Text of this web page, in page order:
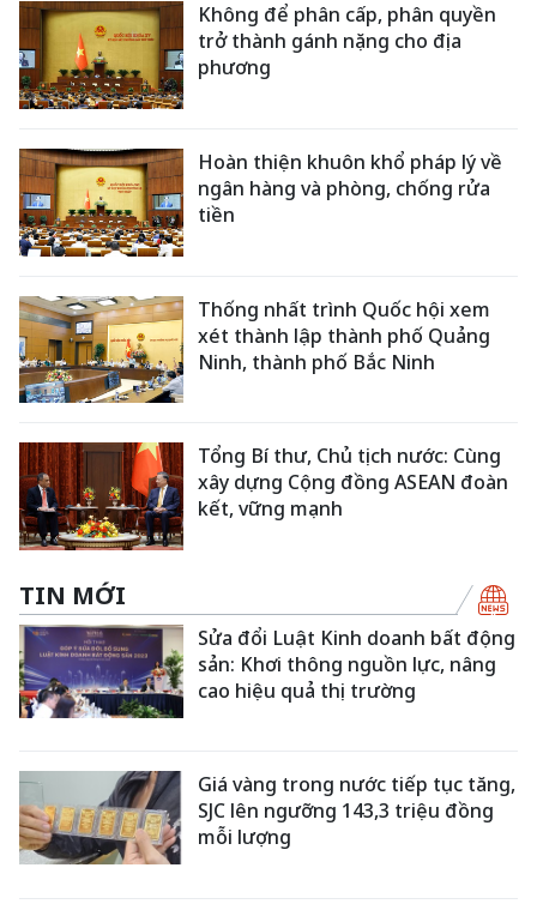
Không để phân cấp, phân quyền
trở thành gánh nặng cho địa
phương
Hoàn thiện khuôn khổ pháp lý về
ngân hàng và phòng, chống rửa
tiền
Thống nhất trình Quốc hội xem
xét thành lập thành phố Quảng
Ninh, thành phố Bắc Ninh
Tổng Bí thư, Chủ tịch nước: Cùng
xây dựng Cộng đồng ASEAN đoàn
kết, vững mạnh
TIN MỚI
Sửa đổi Luật Kinh doanh bất động
sản: Khơi thông nguồn lực, nâng
cao hiệu quả thị trường
Giá vàng trong nước tiếp tục tăng,
SJC lên ngưỡng 143,3 triệu đồng
mỗi lượng